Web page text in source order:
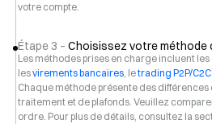
votre compte.
Étape 3 – Choisissez votre méthode
Les méthodes prises en charge incluent les
lesvirements bancaires, letrading P2P/C2C
Chaque méthode présente des
traitement et de plafonds. Veuillez
ordre. Pour plus de détails, consultez la